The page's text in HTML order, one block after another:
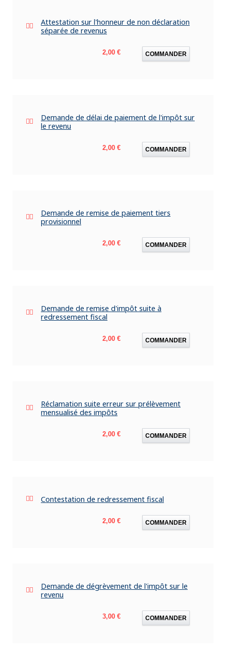
Attestation sur l'honneur de non déclaration
séparée de revenus
Prix
2,00 € COMMANDER
Demande de délai de paiement de l'impôt sur
le revenu
Prix
2,00 € COMMANDER
Demande de remise de paiement tiers
provisionnel
Prix
2,00 € COMMANDER
Demande de remise d'impôt suite à
redressement fiscal
Prix
2,00 € COMMANDER
Réclamation suite erreur sur prélèvement
mensualisé des impôts
Prix
2,00 € COMMANDER
Contestation de redressement fiscal
Prix
2,00 € COMMANDER
Demande de dégrèvement de l'impôt sur le
revenu
Prix
3,00 € COMMANDER